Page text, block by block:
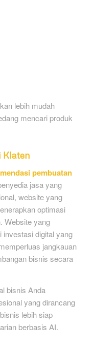
lebih mudah
mencari produk
Klaten
pembuatan
jasa yang
website yang
optimasi
Website yang
investasi digital yang
jangkauan
bisnis secara
bisnis Anda
yang dirancang
lebih siap
berbasis AI.